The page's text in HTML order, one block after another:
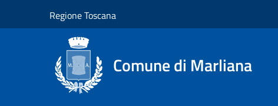
Regione Toscana
Comune di Marliana